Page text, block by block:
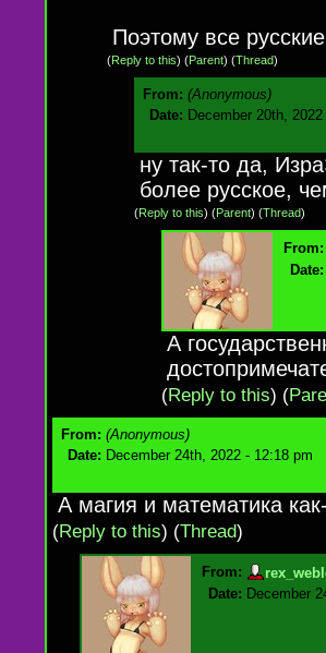
Поэтому все
(Reply to this) (Parent) (Thread)
From: (Anonymous)
Date: December 20th,
ну так-то да,
более русское,
(Reply to this) (Parent) (Thread)
From:
Date:
А
(Reply to this) (
From: (Anonymous)
Date: December 24th, 2022 - 12:18 pm
А магия и математика
(Reply to this) (Thread)
From:
Date: December